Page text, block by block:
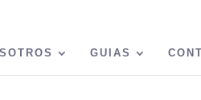
GUIAS